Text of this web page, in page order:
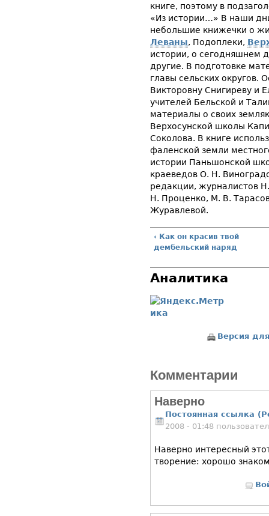
книге, поэтому в
«Из истории…» В наши
небольшие книжечки о
Леваны, Подоплеки,
истории, о сегодняшнем
другие. В подготовке
главы сельских округов.
Викторовну Снигиреву и
учителей Бельской и
материалы о своих
Верхосунской школы
Соколова. В книге
фаленской земли
истории Паньшонской
краеведов О. Н.
редакции, журналистов
Н. Проценко, М. В.
Журавлевой.
‹ Как он красив твой
дембельский наряд
Аналитика
Версия
Комментарии
Наверно
Постоянная ссылка
2008 - 01:48
Наверно интересный
творение: хорошо